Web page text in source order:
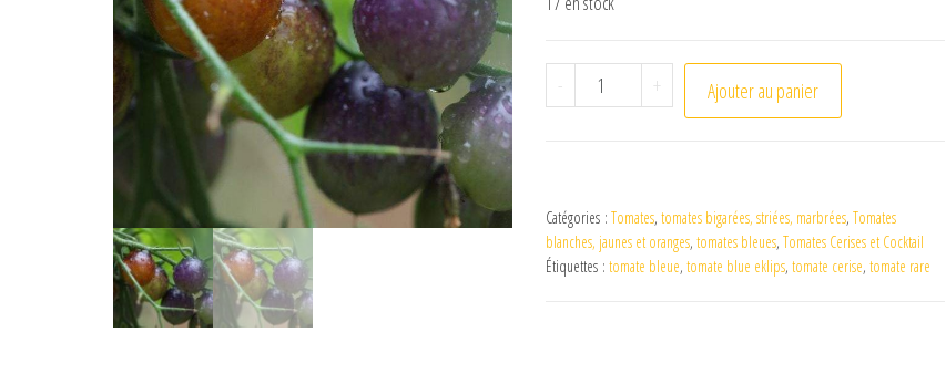
- quantité de Tomate Blue Eklips
+ Ajouter au panier
Catégories : Tomates, tomates bigarées, striées, marbrées, Tomates
blanches, jaunes et oranges, tomates bleues, Tomates Cerises et Cocktail
Étiquettes : tomate bleue, tomate blue eklips, tomate cerise, tomate rare